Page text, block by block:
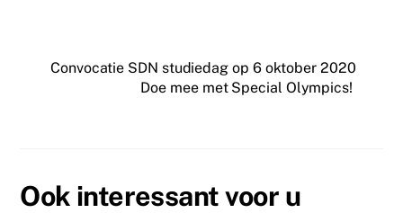
e
k
o
l
n
Convocatie SDN studiedag op 6 oktober 2020
Doe mee met Special Olympics!
Ook interessant voor u